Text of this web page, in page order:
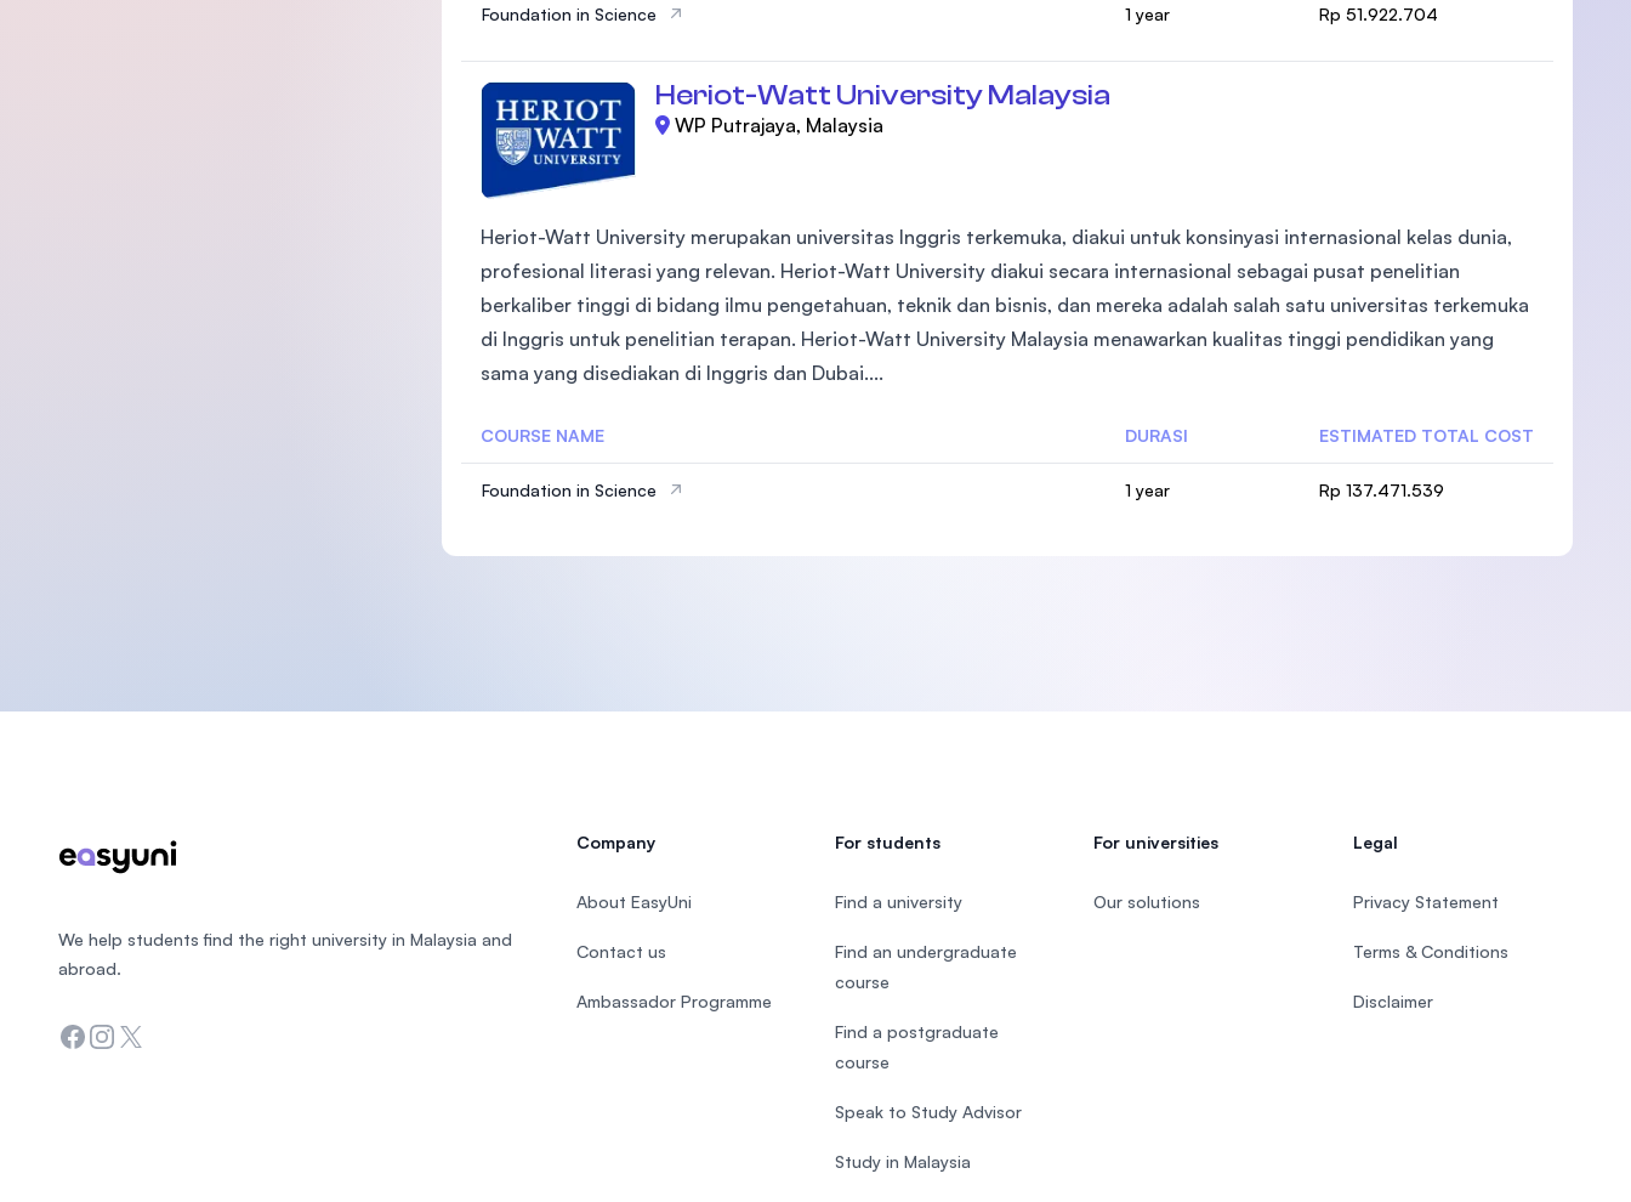
Foundation in Science 1 year Rp 51.922.704
Heriot-Watt University Malaysia
WP Putrajaya, Malaysia
Heriot-Watt University merupakan universitas Inggris terkemuka, diakui untuk konsinyasi internasional kelas dunia,
profesional literasi yang relevan. Heriot-Watt University diakui secara internasional sebagai pusat penelitian
berkaliber tinggi di bidang ilmu pengetahuan, teknik dan bisnis, dan mereka adalah salah satu universitas terkemuka
di Inggris untuk penelitian terapan. Heriot-Watt University Malaysia menawarkan kualitas tinggi pendidikan yang
sama yang disediakan di Inggris dan Dubai....
COURSE NAME DURASI ESTIMATED TOTAL COST
Foundation in Science 1 year Rp 137.471.539
We help students find the right university in Malaysia and
abroad.
Facebook
Instagram
Twitter
Company
About EasyUni
Contact us
Ambassador Programme
For students
Find a university
Find an undergraduate
course
Find a postgraduate
course
Speak to Study Advisor
Study in Malaysia
For universities
Our solutions
Legal
Privacy Statement
Terms & Conditions
Disclaimer